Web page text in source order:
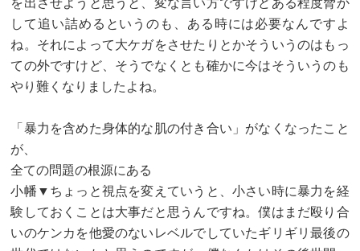
して追い詰めるというのも、ある時には必要なんですよ
ね。それによって大ケガをさせたりとかそういうのはもっ
ての外ですけど、そうでなくとも確かに今はそういうのも
やり難くなりましたよね。
「暴力を含めた身体的な肌の付き合い」がなくなったこと
が、
全ての問題の根源にある
小幡▼ちょっと視点を変えていうと、小さい時に暴力を経
験しておくことは大事だと思うんですね。僕はまだ殴り合
いのケンカを他愛のないレベルでしていたギリギリ最後の